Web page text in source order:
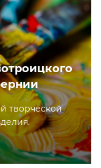
творческой